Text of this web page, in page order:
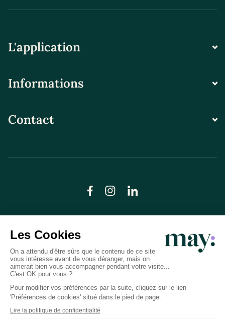
L'application
Informations
Contact
© LN CARE 2026
Politique de confidentialité
Conditions générales d’utilisation
Plan du site